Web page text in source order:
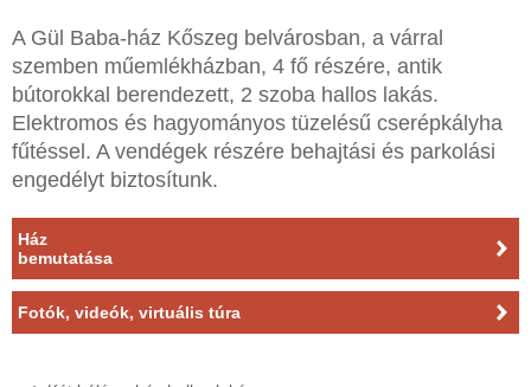
A Gül Baba-ház Kőszeg belvárosban, a várral
szemben műemlékházban, 4 fő részére, antik
bútorokkal berendezett, 2 szoba hallos lakás.
Elektromos és hagyományos tüzelésű cserépkályha
fűtéssel. A vendégek részére behajtási és parkolási
engedélyt biztosítunk.
Ház
bemutatása
Fotók, videók, virtuális túra